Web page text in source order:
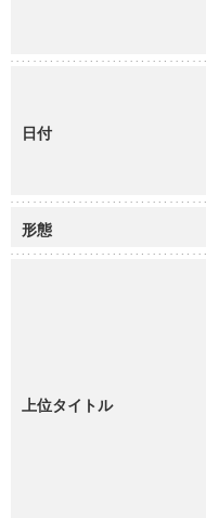
日付
形態
上位タイトル